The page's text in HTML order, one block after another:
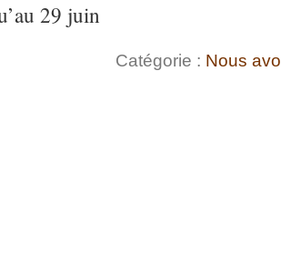
29 juin
Catégorie : Nous